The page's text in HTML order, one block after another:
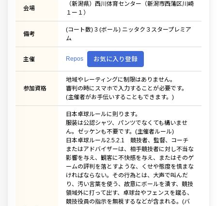
会場
（新潟県）西川体育センター（新潟市西蒲区川崎
１ー１）
備考
(コート数) 3 (ボール) ニッタク３スタープレミア
ム
主催 Repos お気に入り登録
参加資格
地域やレーティングに制限はありません。
審判の時にスマホで入力することが必要です。
(主催者がお手伝いすることもできます。)
日本卓球ルールに則ります。
服装は公認シャツ、パンツでなくても構いませ
ん。ゼッケンも不要です。(主催者ルール)
日本卓球ルール2.5.2.1 競技者、監督、コーチ
またはアドバイザーは、相手競技者に対し不当な
影響を与え、観客に不快感を与え、またはそのゲ
ームの評判を落とすような、くせや態度を慎まな
ければならない。その行為とは、大声で叫んだ
り、汚い言葉を使う、故意にボールを潰す、競技
領域外に打って出す、卓球台やフェンスを蹴る、
競技役員の指示を無視するなどが含まれる。(バ